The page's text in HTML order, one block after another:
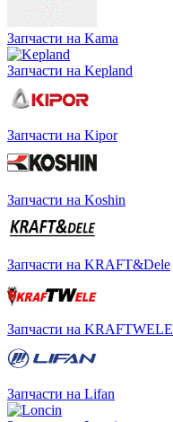
Запчасти на Kama
Запчасти на Kepland
Запчасти на Kipor
Запчасти на Koshin
Запчасти на KRAFT&Dele
Запчасти на KRAFTWELE
Запчасти на Lifan